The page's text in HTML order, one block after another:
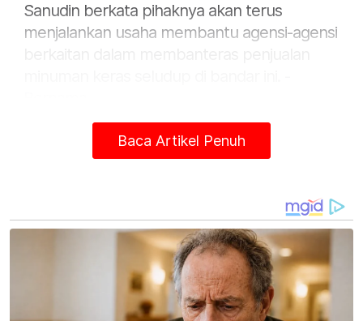
Sanudin berkata pihaknya akan terus
menjalankan usaha membantu agensi-agensi
Baca Artikel Penuh